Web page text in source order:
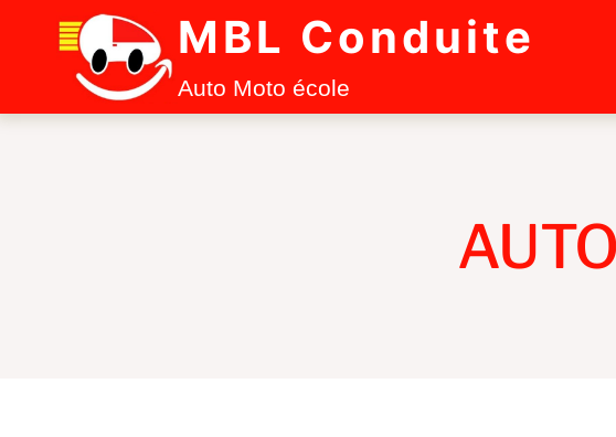
contenu
MBL Conduite
Auto Moto école